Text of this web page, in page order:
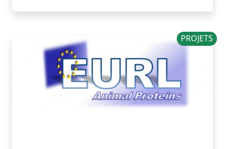
PROJETS